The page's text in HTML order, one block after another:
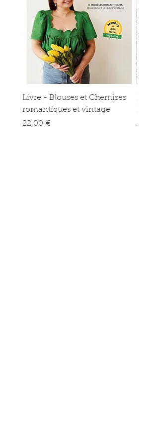
Broderie anglaise
Double gaze
Livre - Blouses et Chemises
romantiques et vintage
Prix
22,00 €
Kit
Bernie
À